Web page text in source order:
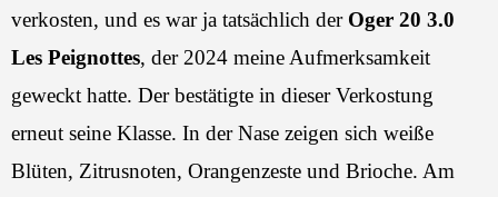
verkosten, und es war ja tatsächlich der Oger 20 3.0
Les Peignottes, der 2024 meine Aufmerksamkeit
geweckt hatte. Der bestätigte in dieser Verkostung
erneut seine Klasse. In der Nase zeigen sich weiße
Blüten, Zitrusnoten, Orangenzeste und Brioche. Am